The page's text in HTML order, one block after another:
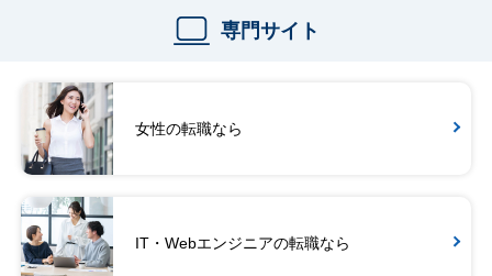
専門サイト
女性の転職なら
IT・Webエンジニアの転職なら